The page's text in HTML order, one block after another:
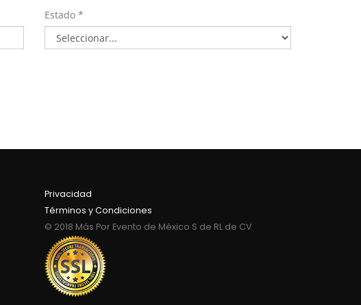
Estado *
Privacidad
Términos y Condiciones
© 2018 Más Por Evento de México S de RL de CV